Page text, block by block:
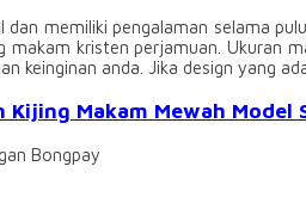
dan memiliki pengalaman selama
makam kristen perjamuan. Ukuran
keinginan anda. Jika design yang
Kijing Makam Mewah Model